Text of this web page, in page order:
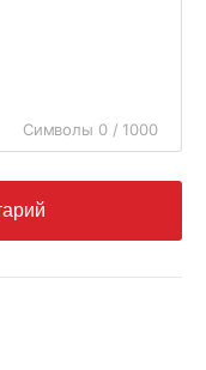
Символы 0 / 1000